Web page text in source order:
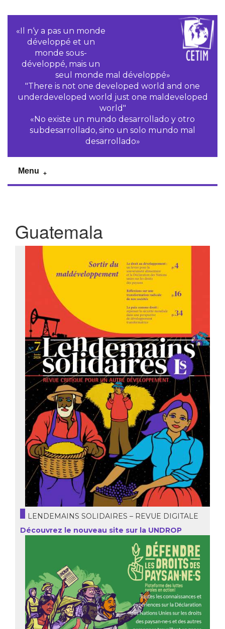
«Il n‘y a pas un monde
développé et un
monde sous-
développé, mais un
seul monde mal développé»
"There is not one developed world and one
underdeveloped world just one maldeveloped
world"
«No existe un mundo desarrollado y otro
subdesarrollado, sino un solo mundo mal
desarrollado»
Menu
Guatemala
LENDEMAINS SOLIDAIRES – REVUE DIGITALE
Découvrez le nouveau site sur la UNDROP